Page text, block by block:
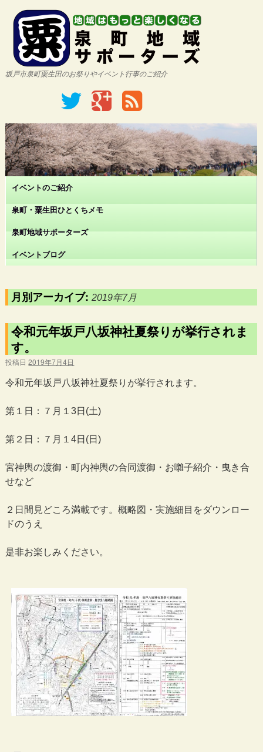
坂戸市泉町粟生田のお祭りやイベント行事のご紹介
イベントのご紹介
泉町・粟生田ひとくちメモ
泉町地域サポーターズ
イベントブログ
月別アーカイブ:2019年7月
令和元年坂戸八坂神社夏祭りが挙行されま
す。
投稿日 2019年7月4日
令和元年坂戸八坂神社夏祭りが挙行されます。
第１日：７月１3日(土)
第２日：７月１4日(日)
宮神輿の渡御・町内神輿の合同渡御・お囃子紹介・曳き合
せなど
２日間見どころ満載です。概略図・実施細目をダウンロー
ドのうえ
是非お楽しみください。